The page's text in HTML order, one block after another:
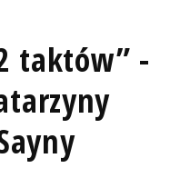
taktów” -